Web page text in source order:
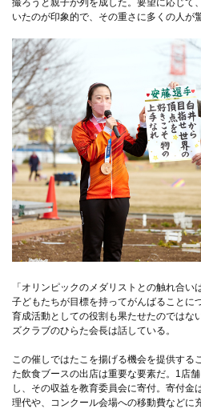
撮ろうと親子が列を成した。要望に応じて
いたのが印象的で、その重さに多くの人が
「オリンピックのメダリストとの触れ合い
子どもたちが目標を持ってがんばることに
育成活動としての役割も果たせたのではな
ズクラブのひらた会長は話している。
この催しではたこを揚げる機会を提供する
た飲食ブースの出店は重要な要素だ。1店
し、その収益を教育委員会に寄付。寄付金
理代や、コンクール会場への移動費などに